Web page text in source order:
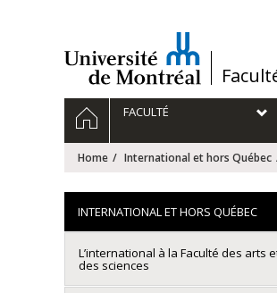
/
Navigation
principale
HOMEFACULTÉ
Home International et hors Québec
INTERNATIONAL ET HORS QUÉBEC
L’international à la Faculté des arts
des sciences